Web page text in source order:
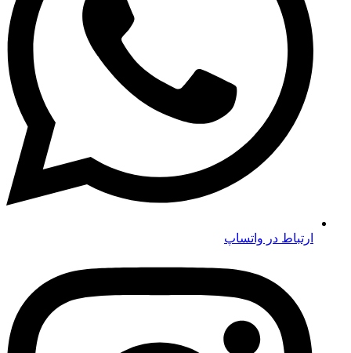
ارتباط در واتساپ